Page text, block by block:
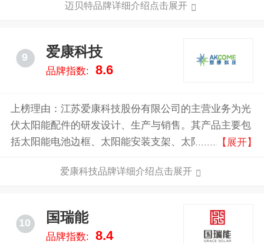
和SGS等认证，拥有自主知识产权，始终致力于推动光
迈贝特品牌详细介绍点击展开
9 爱康科技
品牌指数: 8.6
上榜理由：江苏爱康科技股份有限公司的主营业务为光
伏太阳能配件的研发设计、生产与销售。其产品主要包
括太阳能电池边框、太阳能安装支架、太阳能电池板
【展开】
爱康科技品牌详细介绍点击展开
10 国瑞能
品牌指数: 8.4